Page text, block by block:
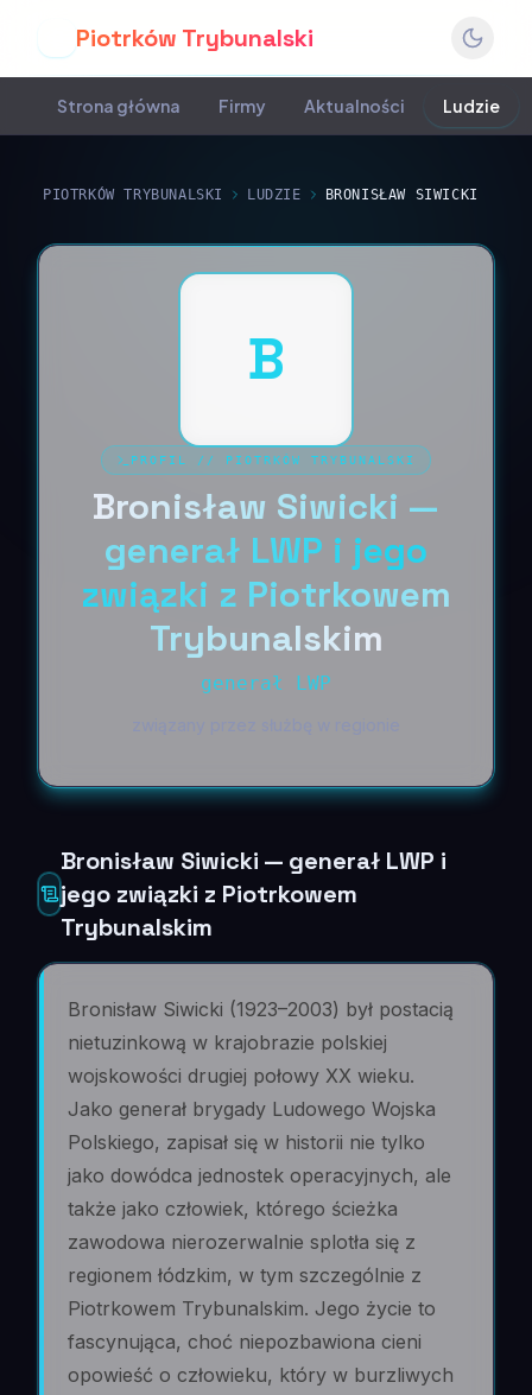
Piotrków Trybunalski
Strona główna Firmy Aktualności Ludzie
PIOTRKÓW TRYBUNALSKI LUDZIE BRONISŁAW SIWICKI
B
PROFIL // PIOTRKÓW TRYBUNALSKI
Bronisław Siwicki —
generał LWP i jego
związki z Piotrkowem
Trybunalskim
generał LWP
Bronisław Siwicki — generał LWP i
jego związki z Piotrkowem
Trybunalskim
Bronisław Siwicki (1923–2003) był postacią
nietuzinkową w krajobrazie polskiej
wojskowości drugiej połowy XX wieku.
Jako generał brygady Ludowego Wojska
Polskiego, zapisał się w historii nie tylko
jako dowódca jednostek operacyjnych, ale
także jako człowiek, którego ścieżka
zawodowa nierozerwalnie splotła się z
regionem łódzkim, w tym szczególnie z
Piotrkowem Trybunalskim. Jego życie to
fascynująca, choć niepozbawiona cieni
opowieść o człowieku, który w burzliwych